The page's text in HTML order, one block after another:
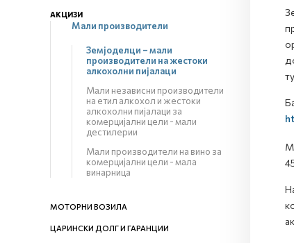
АКЦИЗИ
Мали производители
Земјоделци – мали
производители на жестоки
алкохолни пијалаци
Мали независни производители
на етил алкохол и жестоки
алкохолни пијалаци за
комерцијални цели - мали
дестилерии
Мали производители на вино за
комерцијални цели - мала
винарница
МОТОРНИ ВОЗИЛА
ЦАРИНСКИ ДОЛГ И ГАРАНЦИИ